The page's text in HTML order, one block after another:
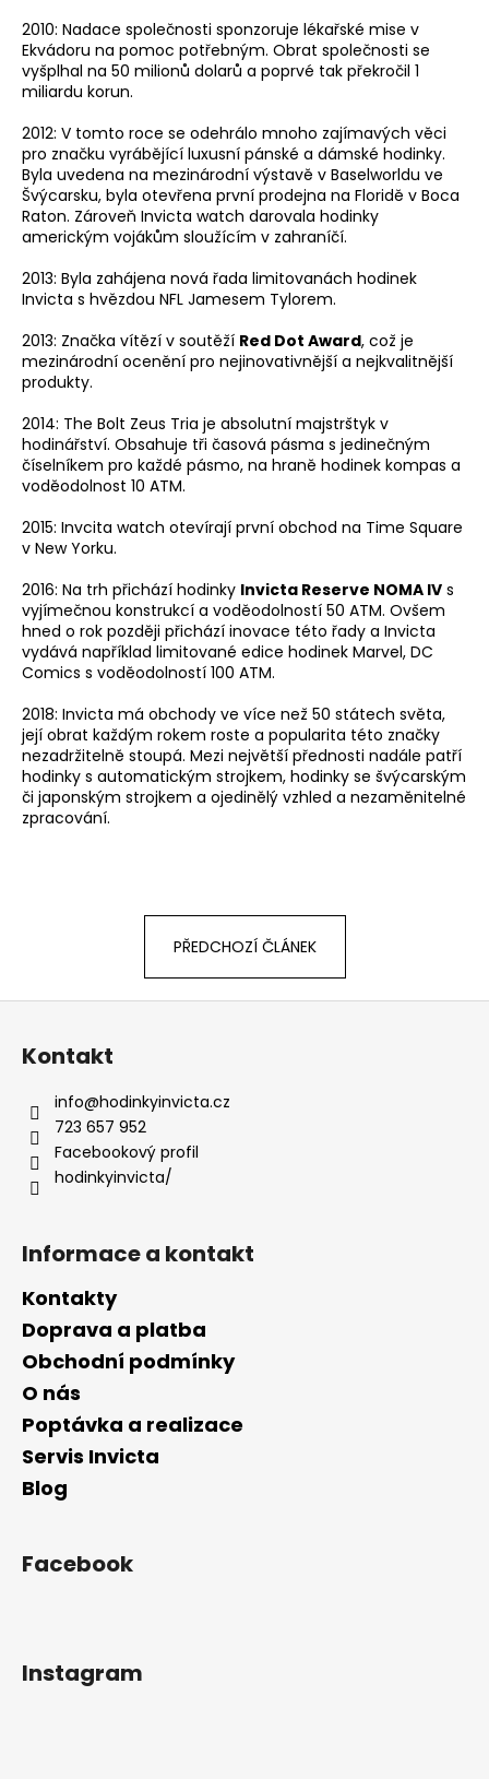
2010: Nadace společnosti sponzoruje lékařské mise v
Ekvádoru na pomoc potřebným. Obrat společnosti se
vyšplhal na 50 milionů dolarů a poprvé tak překročil 1
miliardu korun.
2012: V tomto roce se odehrálo mnoho zajímavých věci
pro značku vyrábějící luxusní pánské a dámské hodinky.
Byla uvedena na mezinárodní výstavě v Baselworldu ve
Švýcarsku, byla otevřena první prodejna na Floridě v Boca
Raton. Zároveň Invicta watch darovala hodinky
americkým vojákům sloužícím v zahraníčí.
2013: Byla zahájena nová řada limitovanách hodinek
Invicta s hvězdou NFL Jamesem Tylorem.
2013: Značka vítězí v soutěží Red Dot Award, což je
mezinárodní ocenění pro nejinovativnější a nejkvalitnější
produkty.
2014: The Bolt Zeus Tria je absolutní majstrštyk v
hodinářství. Obsahuje tři časová pásma s jedinečným
číselníkem pro každé pásmo, na hraně hodinek kompas a
voděodolnost 10 ATM.
2015: Invcita watch otevírají první obchod na Time Square
v New Yorku.
2016: Na trh přichází hodinky Invicta Reserve NOMA IV s
vyjímečnou konstrukcí a voděodolností 50 ATM. Ovšem
hned o rok později přichází inovace této řady a Invicta
vydává například limitované edice hodinek Marvel, DC
Comics s voděodolností 100 ATM.
2018: Invicta má obchody ve více než 50 státech světa,
její obrat každým rokem roste a popularita této značky
nezadržitelně stoupá. Mezi největší přednosti nadále patří
hodinky s automatickým strojkem, hodinky se švýcarským
či japonským strojkem a ojedinělý vzhled a nezaměnitelné
zpracování.
PŘEDCHOZÍ ČLÁNEK
Z
Kontakt
info@hodinkyinvicta.cz
723 657 952
Facebookový profil
hodinkyinvicta/
Informace a kontakt
Kontakty
Doprava a platba
Obchodní podmínky
O nás
Poptávka a realizace
Servis Invicta
Blog
Facebook
Instagram